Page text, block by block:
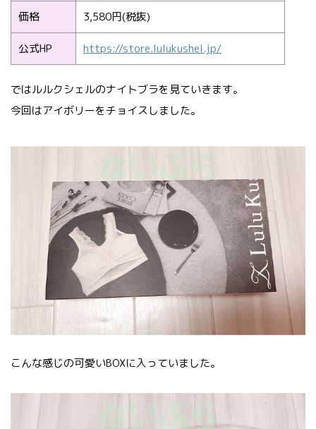
価格 3,580円(税抜)
公式HP https://store.lulukushel.jp/
ではルルクシェルのナイトブラを見ていきます。
今回はアイボリーをチョイスしました。
こんな感じの可愛いBOXに入っていました。